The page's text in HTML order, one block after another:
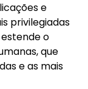
e
privilegiadas
o
que
e as mais